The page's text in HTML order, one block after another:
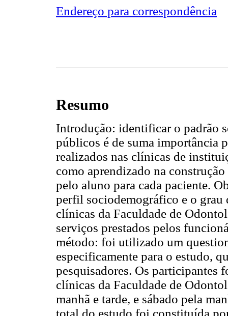
Endereço para correspondência
Resumo
Introdução: identificar o padrão
públicos é de suma importância
realizados nas clínicas de
como aprendizado na
pelo aluno para cada paciente.
perfil sociodemográfico e o grau
clínicas da Faculdade de
serviços prestados pelos
método: foi utilizado um
especificamente para o estudo,
pesquisadores. Os participantes
clínicas da Faculdade de
manhã e tarde, e sábado pela
total do estudo foi constituída